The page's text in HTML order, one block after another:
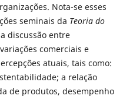
Nota-se esses
seminais da Teoria do
discussão entre
comerciais e
atuais, tais como:
a relação
de produtos, desempenho